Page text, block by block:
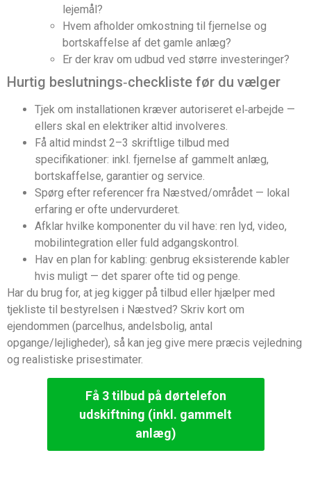
lejemål?
Hvem afholder omkostning til fjernelse og
bortskaffelse af det gamle anlæg?
Er der krav om udbud ved større investeringer?
Hurtig beslutnings‑checkliste før du vælger
Tjek om installationen kræver autoriseret el‑arbejde —
ellers skal en elektriker altid involveres.
Få altid mindst 2–3 skriftlige tilbud med
specifikationer: inkl. fjernelse af gammelt anlæg,
bortskaffelse, garantier og service.
Spørg efter referencer fra Næstved/området — lokal
erfaring er ofte undervurderet.
Afklar hvilke komponenter du vil have: ren lyd, video,
mobilintegration eller fuld adgangskontrol.
Hav en plan for kabling: genbrug eksisterende kabler
hvis muligt — det sparer ofte tid og penge.
Har du brug for, at jeg kigger på tilbud eller hjælper med
tjekliste til bestyrelsen i Næstved? Skriv kort om
ejendommen (parcelhus, andelsbolig, antal
opgange/lejligheder), så kan jeg give mere præcis vejledning
og realistiske prisestimater.
Få 3 tilbud på dørtelefon
udskiftning (inkl. gammelt
anlæg)